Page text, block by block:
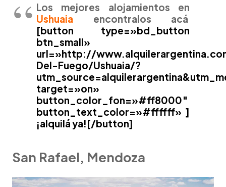
Los mejores alojamientos en
Ushuaia encontralos acá
[button type=»bd_button
btn_small»
url=»http://
Del-Fuego/Ushuaia/?
target=»on»
button_color_fon=»#ff8000″
button_text_color=»#ffffff» ]
¡alquilá ya![/button]
San Rafael, Mendoza